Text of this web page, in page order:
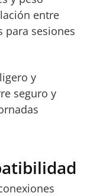
entre
para sesiones
y
seguro y